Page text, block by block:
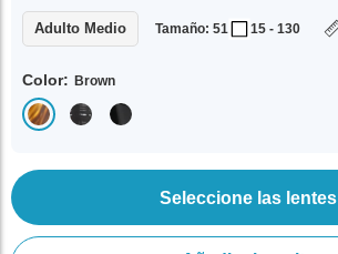
Adulto Medio Tamaño: 51 15 - 130
Color: Brown
Seleccione las lentes